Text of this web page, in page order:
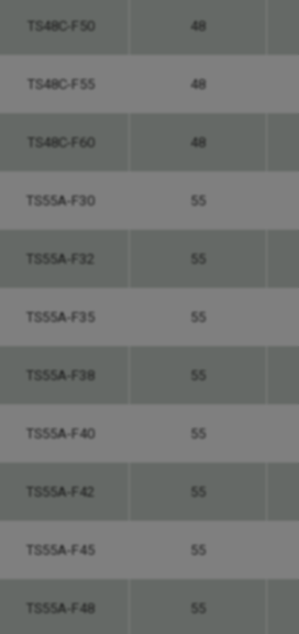
TS48C-F50 48
TS48C-F55 48
TS48C-F60 48
TS55A-F30 55
TS55A-F32
TS55A-F35 55
TS55A-F38
TS55A-F40 55
TS55A-F42
TS55A-F45 55
TS55A-F48